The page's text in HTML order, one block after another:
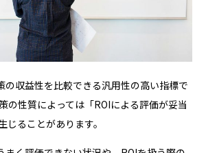
の収益性を比較できる汎用性の高い指標で
の性質によっては「ROIによる評価が妥当
じることがあります。